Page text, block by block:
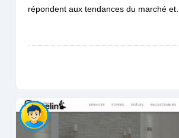
répondent aux tendances du marché et...